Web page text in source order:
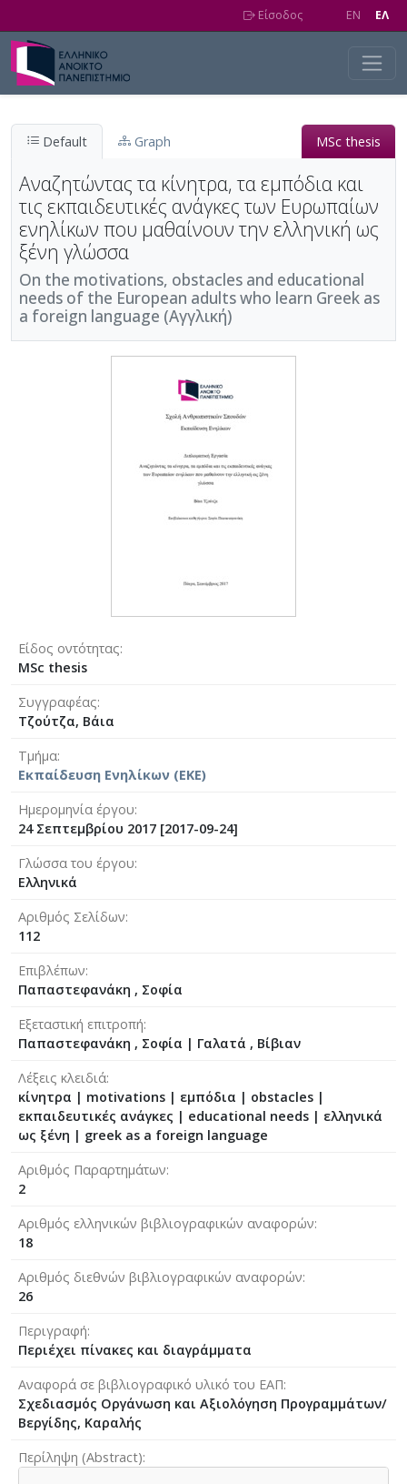
Είσοδος EN EΛ
Default Graph MSc thesis
Αναζητώντας τα κίνητρα, τα εμπόδια και
τις εκπαιδευτικές ανάγκες των Ευρωπαίων
ενηλίκων που μαθαίνουν την ελληνική ως
ξένη γλώσσα
On the motivations, obstacles and educational
needs of the European adults who learn Greek as
a foreign language (Αγγλική)
Είδος οντότητας
MSc thesis
Συγγραφέας
Tζούτζα, Bάια
Τμήμα
Εκπαίδευση Ενηλίκων (ΕΚΕ)
Ημερομηνία έργου
24 Σεπτεμβρίου 2017 [2017-09-24]
Γλώσσα του έργου
Ελληνικά
Αριθμός Σελίδων
112
Επιβλέπων
Παπαστεφανάκη , Σοφία
Εξεταστική επιτροπή
Παπαστεφανάκη , Σοφία | Γαλατά , Βίβιαν
Λέξεις κλειδιά
κίνητρα | motivations | εμπόδια | obstacles |
εκπαιδευτικές ανάγκες | educational needs | ελληνικά
ως ξένη | greek as a foreign language
Αριθμός Παραρτημάτων
2
Αριθμός ελληνικών βιβλιογραφικών αναφορών
18
Αριθμός διεθνών βιβλιογραφικών αναφορών
26
Περιγραφή
Περιέχει πίνακες και διαγράμματα
Αναφορά σε βιβλιογραφικό υλικό του ΕΑΠ
Σχεδιασμός Οργάνωση και Αξιολόγηση Προγραμμάτων/
Βεργίδης, Καραλής
Περίληψη (Abstract)